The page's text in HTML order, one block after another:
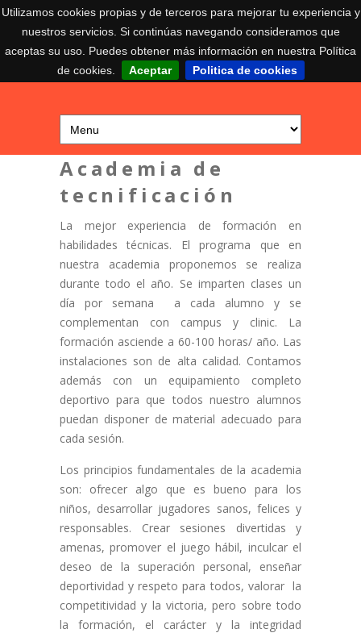
Utilizamos cookies propias y de terceros para mejorar tu experiencia y
nuestros servicios. Si continúas navegando consideramos que
aceptas su uso. Puedes obtener más información en nuestra Política
de cookies.
Aceptar Politica de cookies
Academia de
tecnificación
La mejor experiencia de formación en
habilidades técnicas. El programa que en
nuestra academia proponemos se realiza
durante todo el año. Se imparten clases un
día por semana a cada alumno y se
complementan con campus y clinic. La
formación asciende a 60-100 horas/ año. Las
instalaciones son de alta calidad. Contamos
además con un equipamiento completo
deportivo para que todos nuestro alumnos
puedan disponer de material adecuado para
cada sesión.
Los principios fundamentales de la academia
son: ofrecer algo que es bueno para los
niños, desarrollar jugadores sanos, felices y
responsables. Crear sesiones divertidas y
amenas, promover el juego hábil, inculcar el
deseo de la superación personal, enseñar
deportividad y respeto para todos, valorar la
competitividad y la victoria, pero sobre todo
la formación, el carácter y la integridad